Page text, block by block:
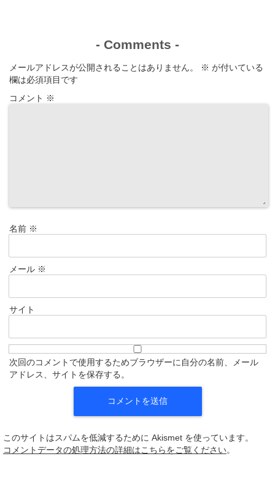
- Comments -
メールアドレスが公開されることはありません。 ※ が付いている
欄は必須項目です
コメント ※
名前 ※
メール ※
サイト
次回のコメントで使用するためブラウザーに自分の名前、メール
アドレス、サイトを保存する。
このサイトはスパムを低減するために Akismet を使っています。
コメントデータの処理方法の詳細はこちらをご覧ください。